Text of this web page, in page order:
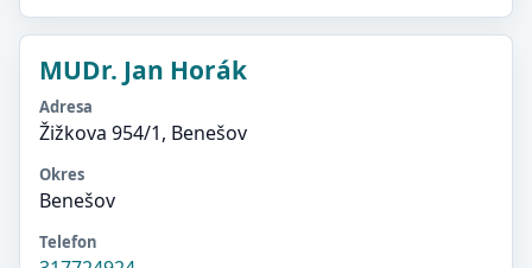
MUDr. Jan Horák
Adresa
Žižkova 954/1, Benešov
Okres
Benešov
Telefon